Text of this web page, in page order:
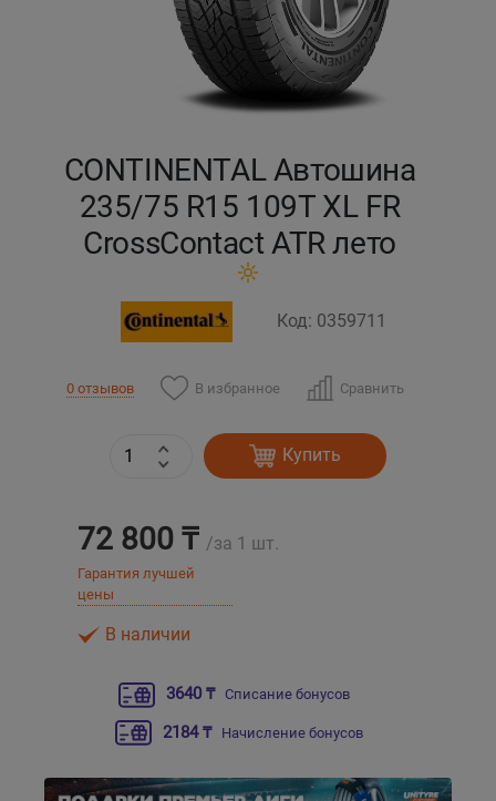
CONTINENTAL Автошина
235/75 R15 109T XL FR
CrossContact ATR лето
Код: 0359711
0 отзывов В избранное Сравнить
Купить
72 800 ₸ /за 1 шт.
Гарантия лучшей
цены
В наличии
3640 ₸ Списание бонусов
2184 ₸ Начисление бонусов
Павлодар
Талдыкорган
Уральск
Усть-Каменогорск
Бишкек